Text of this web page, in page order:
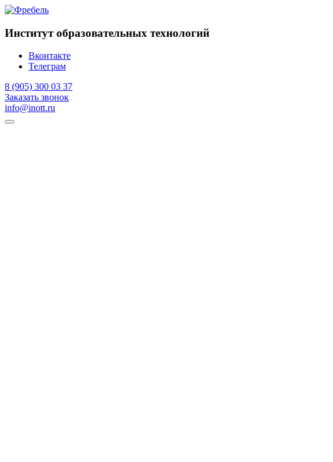
Институт образовательных технологий
Вконтакте
Телеграм
8 (905) 300 03 37
Заказать звонок
info@inott.ru